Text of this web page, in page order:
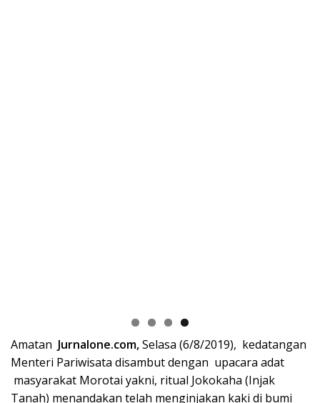
Amatan Jurnalone.com,Selasa (6/8/2019), kedatangan
Menteri Pariwisata disambut dengan upacara adat
masyarakat Morotai yakni, ritual Jokokaha (Injak
Tanah) menandakan telah menginjakan kaki di bumi